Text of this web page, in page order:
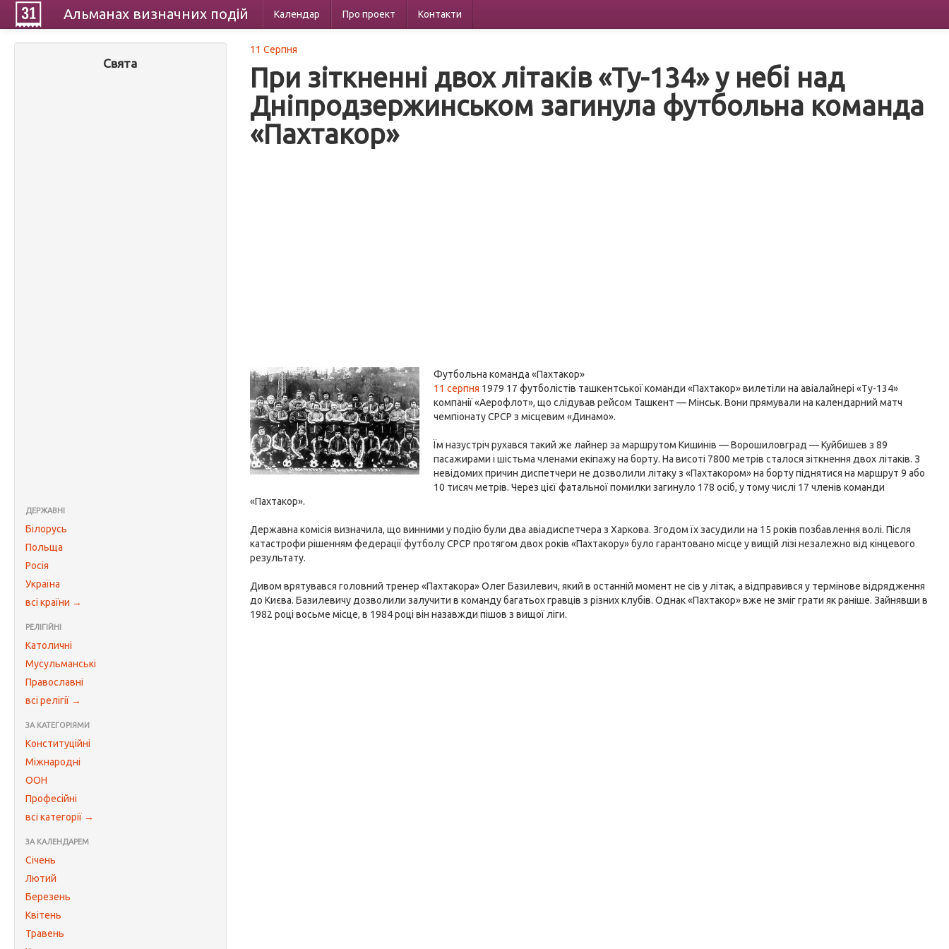
Альманах визначних подій Календар Про проект Контакти
Свята
ДЕРЖАВНІ
Білорусь
Польща
Росія
Україна
всі країни →
РЕЛІГІЙНІ
Католичні
Мусульманські
Православні
всі релігії →
ЗА КАТЕГОРІЯМИ
Конституційні
Міжнародні
ООН
Професійні
всі категорії →
ЗА КАЛЕНДАРЕМ
Січень
Лютий
Березень
Квітень
Травень
11 Серпня
При зіткненні двох літаків «Ту-134» у небі над
Дніпродзержинськом загинула футбольна команда
«Пахтакор»
Футбольна команда «Пахтакор»
11 серпня 1979 17 футболістів ташкентської команди «Пахтакор» вилетіли на авіалайнері «Ту-134»
компанії «Аерофлот», що слідував рейсом Ташкент — Мінськ. Вони прямували на календарний матч
чемпіонату СРСР з місцевим «Динамо».
Їм назустріч рухався такий же лайнер за маршрутом Кишинів — Ворошиловград — Куйбишев з 89
пасажирами і шістьма членами екіпажу на борту. На висоті 7800 метрів сталося зіткнення двох літаків. З
невідомих причин диспетчери не дозволили літаку з «Пахтакором» на борту піднятися на маршрут 9 або
10 тисяч метрів. Через цієї фатальної помилки загинуло 178 осіб, у тому числі 17 членів команди
«Пахтакор».
Державна комісія визначила, що винними у подію були два авіадиспетчера з Харкова. Згодом їх засудили на 15 років позбавлення волі. Після
катастрофи рішенням федерації футболу СРСР протягом двох років «Пахтакору» було гарантовано місце у вищій лізі незалежно від кінцевого
результату.
Дивом врятувався головний тренер «Пахтакора» Олег Базилевич, який в останній момент не сів у літак, а відправився у термінове відрядження
до Києва. Базилевичу дозволили залучити в команду багатьох гравців з різних клубів. Однак «Пахтакор» вже не зміг грати як раніше. Зайнявши в
1982 році восьме місце, в 1984 році він назавжди пішов з вищої ліги.